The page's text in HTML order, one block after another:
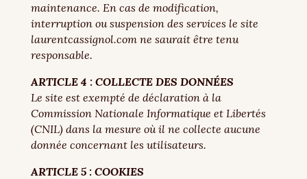
maintenance. En cas de modification,
interruption ou suspension des services le site
laurentcassignol.com ne saurait être tenu
responsable.
ARTICLE 4 : COLLECTE DES DONNÉES
Le site est exempté de déclaration à la
Commission Nationale Informatique et Libertés
(CNIL) dans la mesure où il ne collecte aucune
donnée concernant les utilisateurs.
ARTICLE 5 : COOKIES